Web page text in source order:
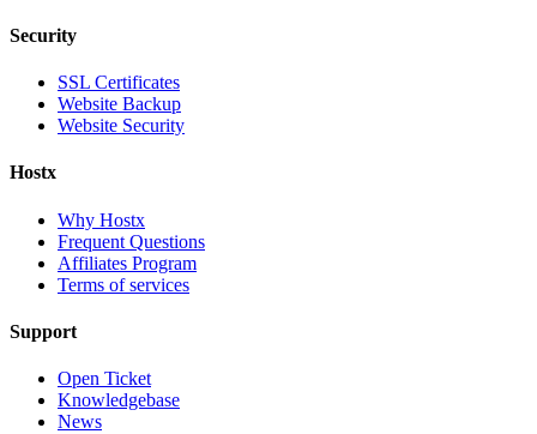
Security
SSL Certificates
Website Backup
Website Security
Hostx
Why Hostx
Frequent Questions
Affiliates Program
Terms of services
Support
Open Ticket
Knowledgebase
News